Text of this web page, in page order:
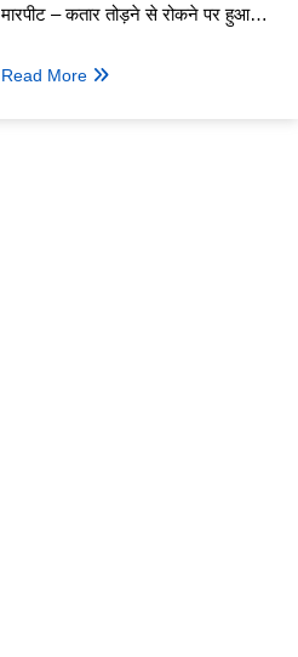
मारपीट – कतार तोड़ने से रोकने पर हुआ
Read More